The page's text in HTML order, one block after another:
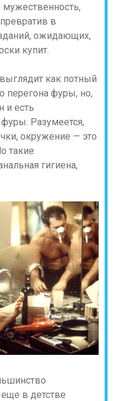
в
ожидающих,
купит.
выглядит как потный
перегона фуры, но,
и есть
Разумеется,
окружение — это
такие
гигиена,
в детстве